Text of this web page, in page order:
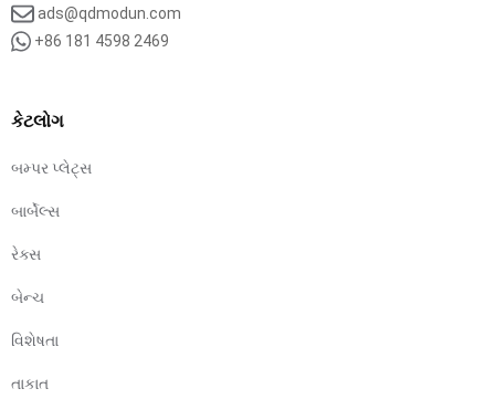
ads@qdmodun.com
+86 181 4598 2469
કેટલોગ
બમ્પર પ્લેટ્સ
બાર્બેલ્સ
રેક્સ
બેન્ચ
વિશેષતા
તાકાત